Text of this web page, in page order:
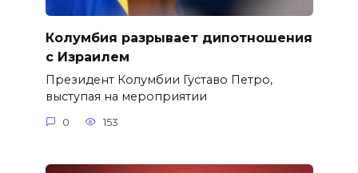
Колумбия разрывает дипотношения
с Израилем
Президент Колумбии Густаво Петро,
выступая на мероприятии
0 153